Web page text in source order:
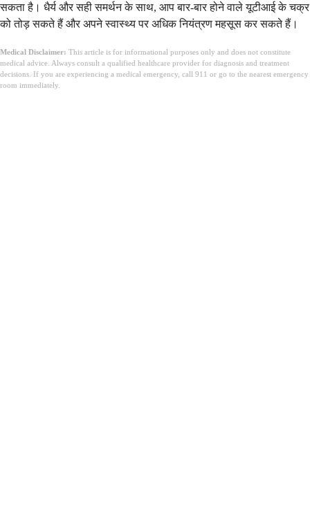
सकता है। धैर्य और सही समर्थन के साथ, आप बार-बार होने वाले यूटीआई के चक्र
को तोड़ सकते हैं और अपने स्वास्थ्य पर अधिक नियंत्रण महसूस कर सकते हैं।
Medical Disclaimer: This article is for informational purposes only and does not constitute
medical advice. Always consult a qualified healthcare provider for diagnosis and treatment
decisions. If you are experiencing a medical emergency, call 911 or go to the nearest emergency
room immediately.